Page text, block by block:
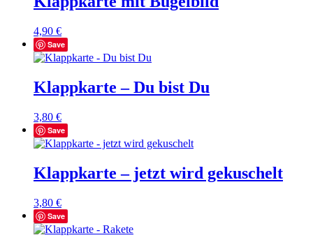
4,90 €
Save
Klappkarte – Du bist Du
3,80 €
Save
Klappkarte – jetzt wird gekuschelt
3,80 €
Save